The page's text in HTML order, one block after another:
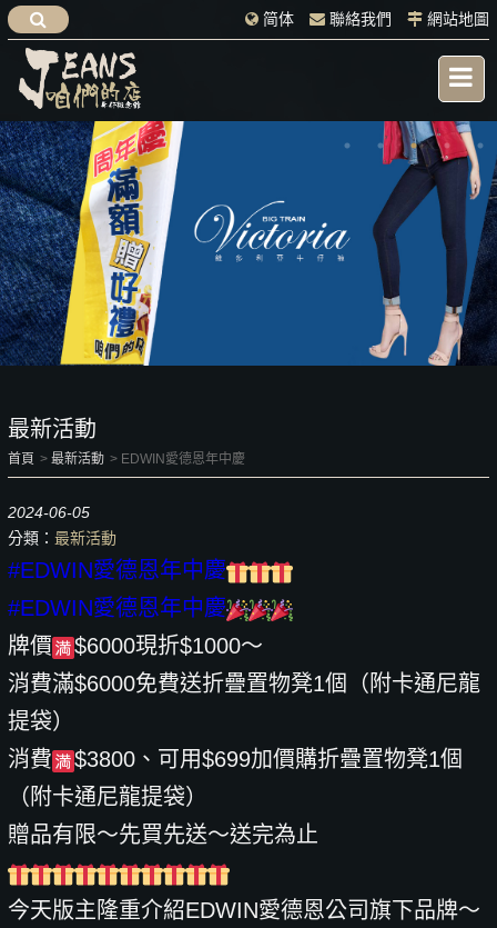
简体 聯絡我們 網站地圖
最新活動
首頁 最新活動 EDWIN愛德恩年中慶
2024-06-05
分類： 最新活動
#EDWIN愛德恩年中慶
#EDWIN愛德恩年中慶
牌價
$6000現折$1000～
消費滿$6000免費送折疊置物凳1個（附卡通尼龍
提袋）
消費
$3800、可用$699加價購折疊置物凳1個
（附卡通尼龍提袋）
贈品有限～先買先送～送完為止
今天版主隆重介紹EDWIN愛德恩公司旗下品牌～